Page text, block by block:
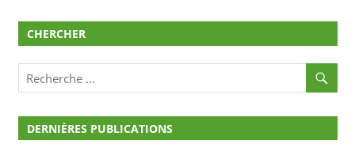
CHERCHER
DERNIÈRES PUBLICATIONS